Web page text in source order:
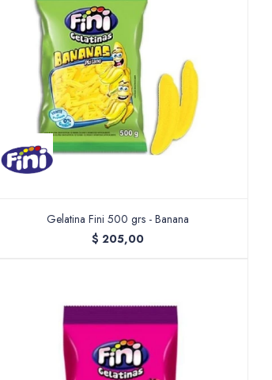
Gelatina Fini 500 grs - Banana
$ 205,00